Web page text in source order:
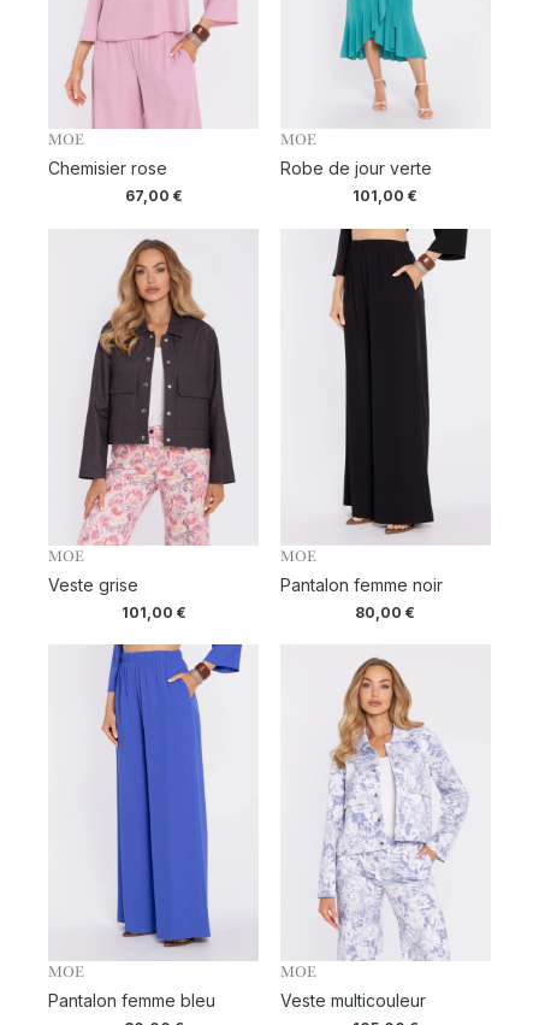
MOE
Chemisier rose
67,00 €
MOE
Robe de jour verte
101,00€
MOE
Veste grise
101,00 €
MOE
Pantalon femme noir
80,00€
MOE
Pantalon femme bleu
MOE
Veste multicouleur